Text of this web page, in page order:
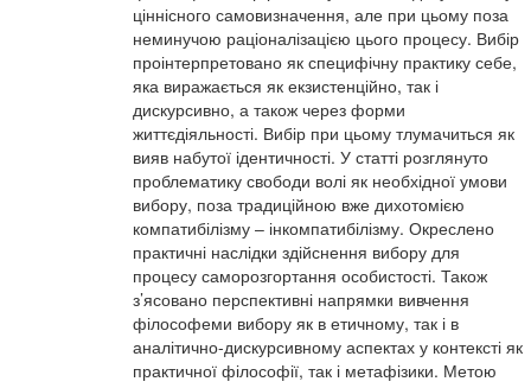
ціннісного самовизначення, але при цьому поза
неминучою раціоналізацією цього процесу. Вибір
проінтерпретовано як специфічну практику себе,
яка виражається як екзистенційно, так і
дискурсивно, а також через форми
життєдіяльності. Вибір при цьому тлумачиться як
вияв набутої ідентичності. У статті розглянуто
проблематику свободи волі як необхідної умови
вибору, поза традиційною вже дихотомією
компатибілізму ‒ інкомпатибілізму. Окреслено
практичні наслідки здійснення вибору для
процесу саморозгортання особистості. Також
з’ясовано перспективні напрямки вивчення
філософеми вибору як в етичному, так і в
аналітично-дискурсивному аспектах у контексті як
практичної філософії, так і метафізики. Метою